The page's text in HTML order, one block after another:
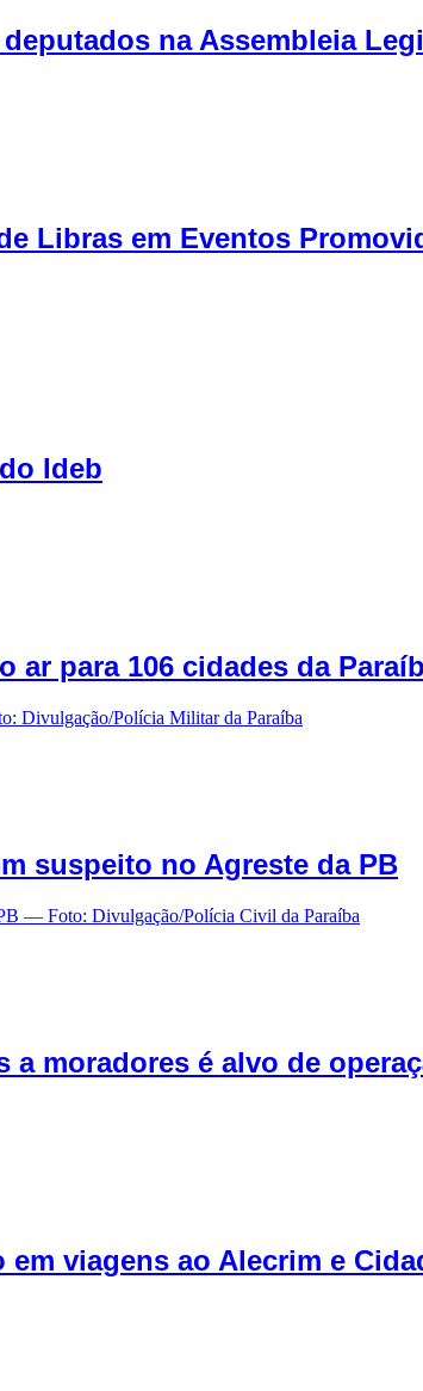
na Assembleia
Libras em Eventos
Ideb
ar para 106 cidades da
suspeito no Agreste da PB
moradores é alvo de
viagens ao Alecrim e